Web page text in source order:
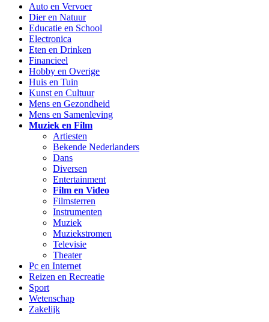
Auto en Vervoer
Dier en Natuur
Educatie en School
Electronica
Eten en Drinken
Financieel
Hobby en Overige
Huis en Tuin
Kunst en Cultuur
Mens en Gezondheid
Mens en Samenleving
Muziek en Film
Artiesten
Bekende Nederlanders
Dans
Diversen
Entertainment
Film en Video
Filmsterren
Instrumenten
Muziek
Muziekstromen
Televisie
Theater
Pc en Internet
Reizen en Recreatie
Sport
Wetenschap
Zakelijk